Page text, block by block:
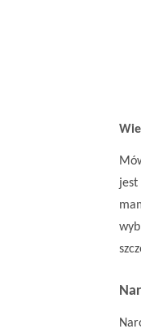
jest